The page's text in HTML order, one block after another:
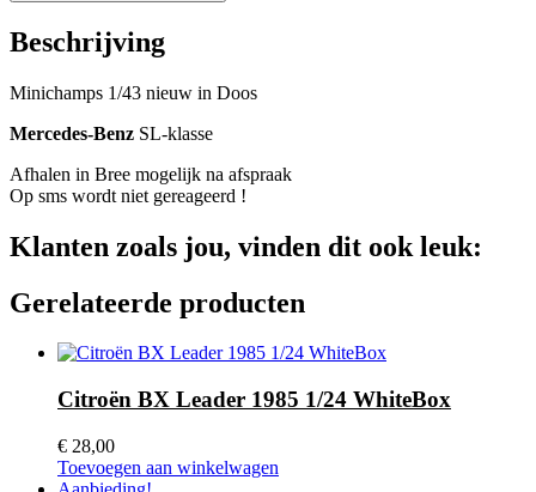
Beschrijving
Minichamps 1/43 nieuw in Doos
Mercedes-Benz SL-klasse
Afhalen in Bree mogelijk na afspraak
Op sms wordt niet gereageerd !
Klanten zoals jou, vinden dit ook leuk:
Gerelateerde producten
Citroën BX Leader 1985 1/24 WhiteBox
€ 28,00
Toevoegen aan winkelwagen